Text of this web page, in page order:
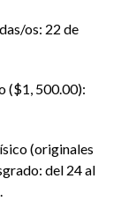
os: 22 de
($1, 500.00):
(originales
del 24 al